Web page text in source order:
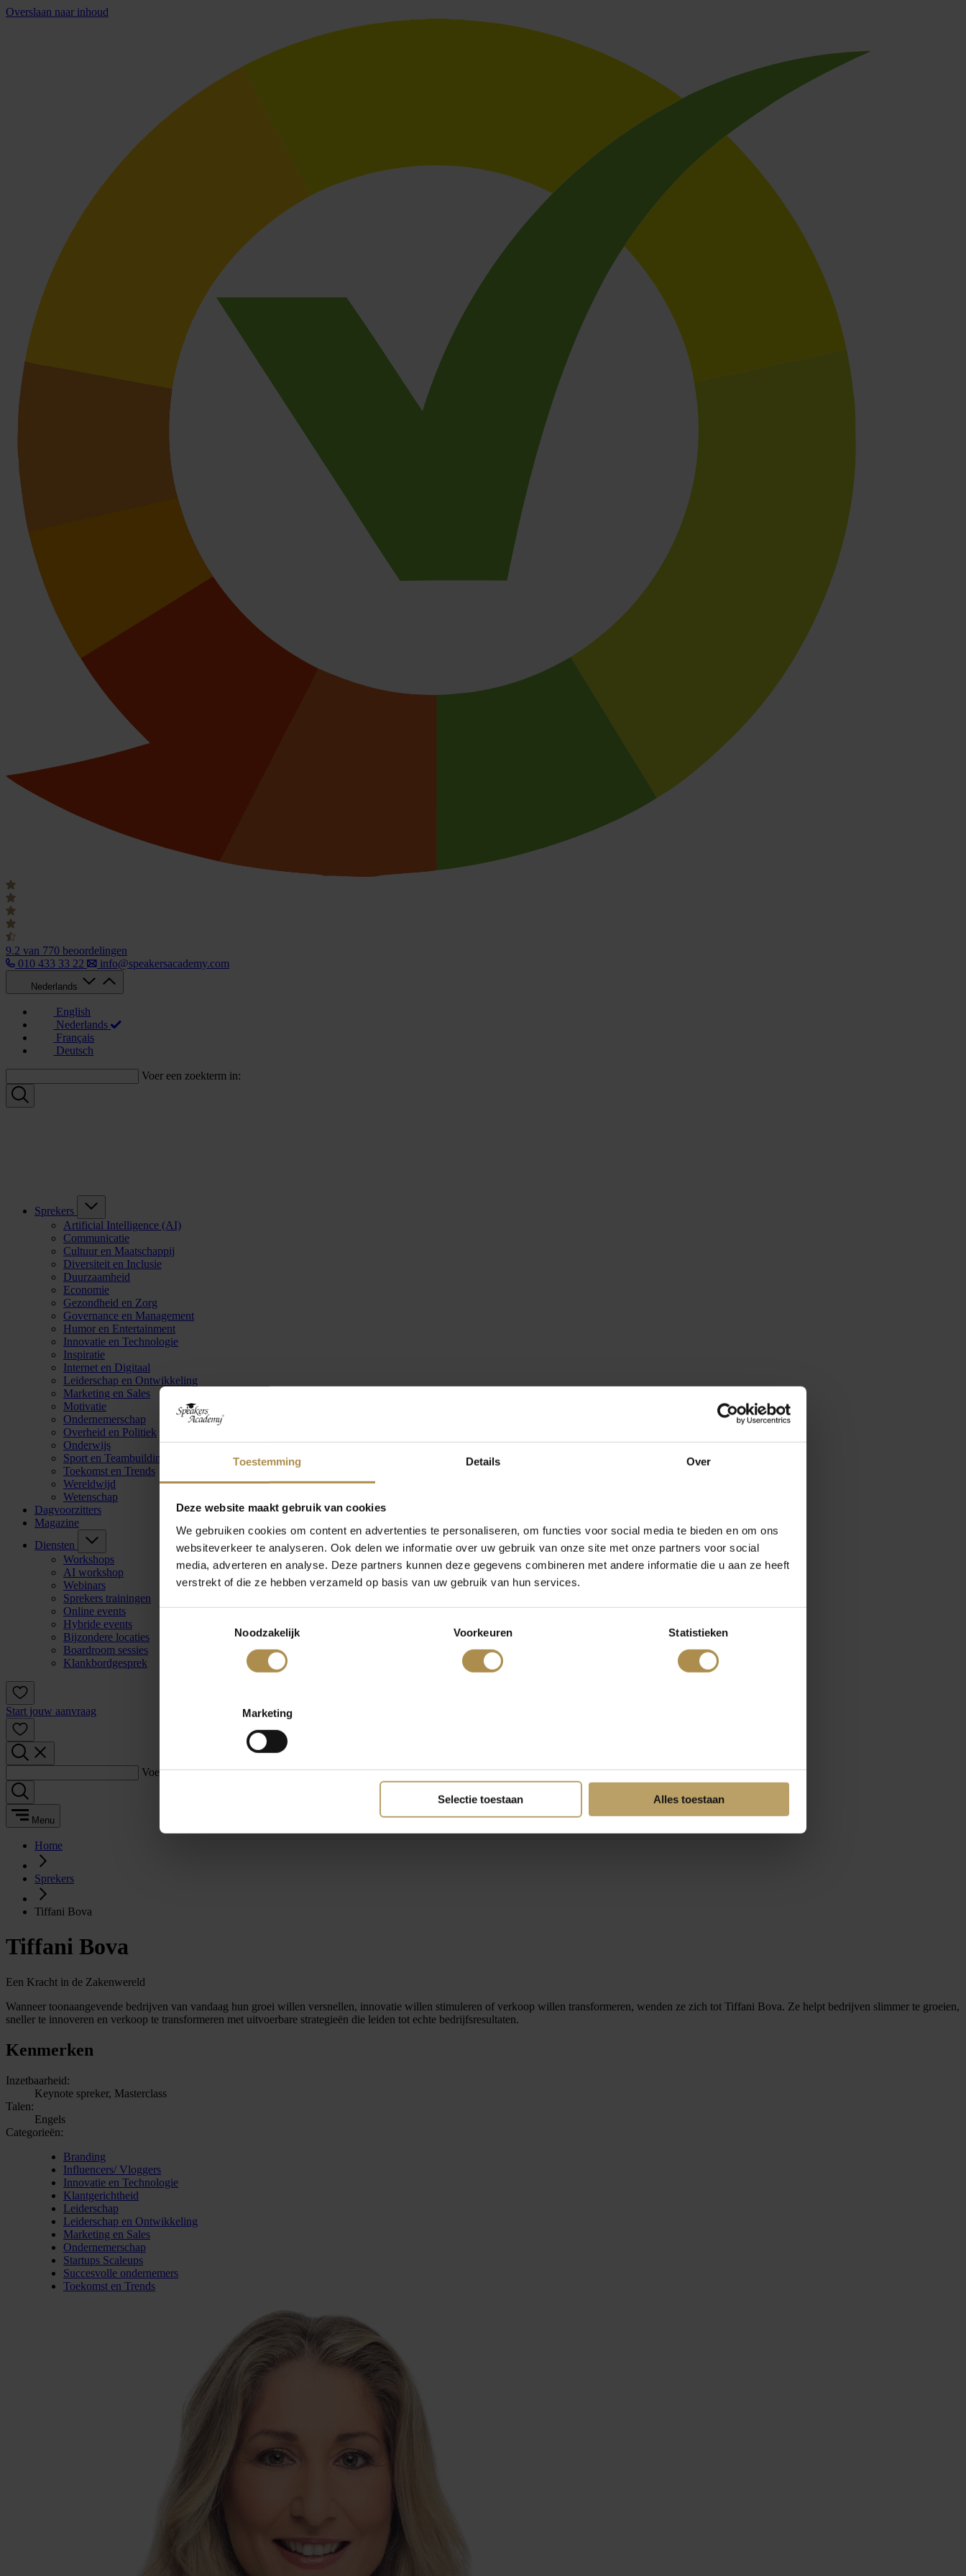
Toestemming Details Over
Deze website maakt gebruik van cookies
We gebruiken cookies om content en advertenties te personaliseren, om functies voor social media te bieden en om ons
websiteverkeer te analyseren. Ook delen we informatie over uw gebruik van onze site met onze partners voor social
media, adverteren en analyse. Deze partners kunnen deze gegevens combineren met andere informatie die u aan ze heeft
verstrekt of die ze hebben verzameld op basis van uw gebruik van hun services.
Noodzakelijk
Voorkeuren Statistieken
Marketing
Selectie toestaan Alles toestaan
Overslaan naar inhoud
9.2 van 770 beoordelingen
010 433 33 22
info@speakersacademy.com
Nederlands
English
Nederlands
Français
Deutsch
Voer een zoekterm in:
Sprekers
Artificial Intelligence (AI)
Communicatie
Cultuur en Maatschappij
Diversiteit en Inclusie
Duurzaamheid
Economie
Gezondheid en Zorg
Governance en Management
Humor en Entertainment
Innovatie en Technologie
Inspiratie
Internet en Digitaal
Leiderschap en Ontwikkeling
Marketing en Sales
Motivatie
Ondernemerschap
Overheid en Politiek
Onderwijs
Sport en Teambuilding
Toekomst en Trends
Wereldwijd
Wetenschap
Dagvoorzitters
Magazine
Diensten
Workshops
AI workshop
Webinars
Sprekers trainingen
Online events
Hybride events
Bijzondere locaties
Boardroom sessies
Klankbordgesprek
Start jouw aanvraag
Voer een zoekterm in:
Menu
Home
Sprekers
Tiffani Bova
Tiffani Bova
Een Kracht in de Zakenwereld
Wanneer toonaangevende bedrijven van vandaag hun groei willen versnellen, innovatie willen stimuleren of verkoop willen transformeren, wenden ze zich tot Tiffani Bova. Ze helpt bedrijven slimmer te groeien,
sneller te innoveren en verkoop te transformeren met uitvoerbare strategieën die leiden tot echte bedrijfsresultaten.
Kenmerken
Inzetbaarheid:
Keynote spreker, Masterclass
Talen:
Engels
Categorieën:
Branding
Influencers/ Vloggers
Innovatie en Technologie
Klantgerichtheid
Leiderschap
Leiderschap en Ontwikkeling
Marketing en Sales
Ondernemerschap
Startups Scaleups
Succesvolle ondernemers
Toekomst en Trends